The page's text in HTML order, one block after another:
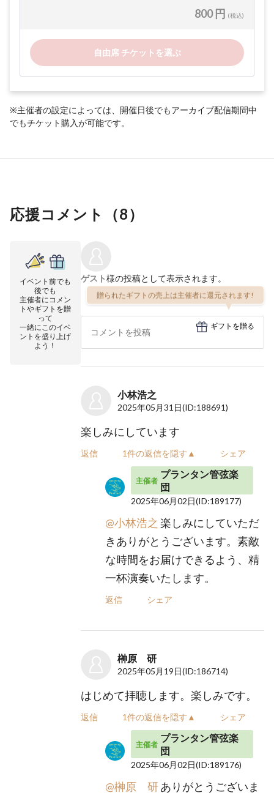
800 円 (税込)
自由席 チケットを選ぶ
※主催者の設定によっては、開催日後でもアーカイブ配信期間中
でもチケット購入が可能です。
応援コメント（8）
イベント前でも
後でも
主催者にコメン
トやギフトを贈
って
一緒にこのイベ
ントを盛り上げ
よう！
ゲスト様の投稿として表示されます。
贈られたギフトの売上は主催者に還元されます!
ギフトを贈る
小林浩之
2025年05月31日(ID:188691)
楽しみにしています
返信 1件の返信を隠す▲ シェア
主催者
プランタン管弦楽
団
2025年06月02日(ID:189177)
@小林浩之 楽しみにしていただ
きありがとうございます。素敵
な時間をお届けできるよう、精
一杯演奏いたします。
返信 シェア
榊原 研
2025年05月19日(ID:186714)
はじめて拝聴します。楽しみです。
返信 1件の返信を隠す▲ シェア
主催者
プランタン管弦楽
団
2025年06月02日(ID:189176)
@榊原 研 ありがとうございま